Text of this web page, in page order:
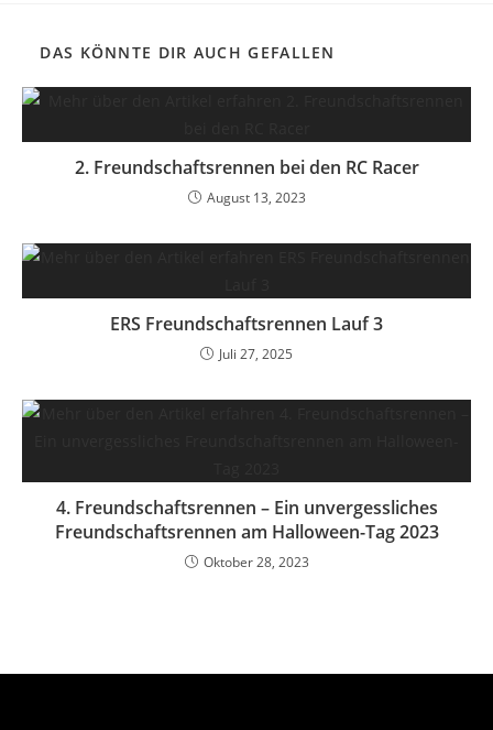
DAS KÖNNTE DIR AUCH GEFALLEN
2. Freundschaftsrennen bei den RC Racer
August 13, 2023
ERS Freundschaftsrennen Lauf 3
Juli 27, 2025
4. Freundschaftsrennen – Ein unvergessliches
Freundschaftsrennen am Halloween-Tag 2023
Oktober 28, 2023